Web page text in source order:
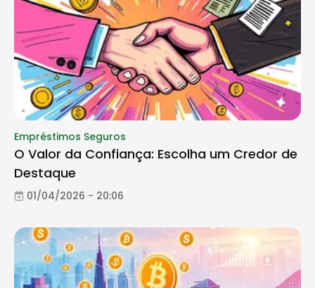
Empréstimos Seguros
O Valor da Confiança: Escolha um Credor de
Destaque
01/04/2026 - 20:06